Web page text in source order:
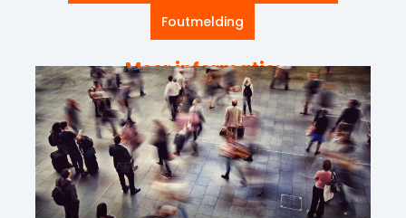
Foutmelding
Meer informatie: